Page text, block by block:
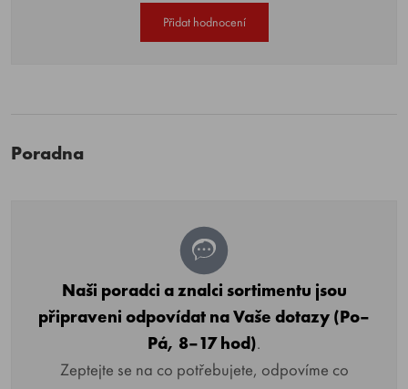
Přidat hodnocení
Poradna
Naši poradci a znalci sortimentu jsou
připraveni odpovídat na Vaše dotazy (Po–
Pá, 8–17 hod).
Zeptejte se na co potřebujete, odpovíme co